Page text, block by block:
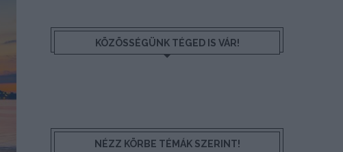
KÖZÖSSÉGÜNK TÉGED IS VÁR!
NÉZZ KÖRBE TÉMÁK SZERINT!